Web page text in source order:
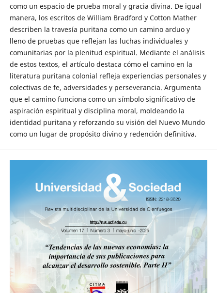
como un espacio de prueba moral y gracia divina. De igual
manera, los escritos de William Bradford y Cotton Mather
describen la travesía puritana como un camino arduo y
lleno de pruebas que reflejan las luchas individuales y
comunitarias por la plenitud espiritual. Mediante el análisis
de estos textos, el artículo destaca cómo el camino en la
literatura puritana colonial refleja experiencias personales y
colectivas de fe, adversidades y perseverancia. Argumenta
que el camino funciona como un símbolo significativo de
aspiración espiritual y disciplina moral, moldeando la
identidad puritana y reforzando su visión del Nuevo Mundo
como un lugar de propósito divino y redención definitiva.